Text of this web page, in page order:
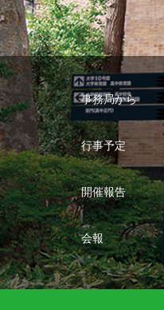
事務局から
行事予定
開催報告
会報